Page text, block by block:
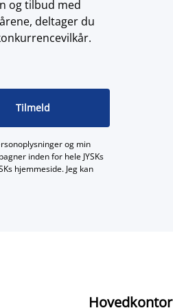
og tilbud med
deltager du
Tilmeld
og min
inden for hele JYSKs
hjemmeside. Jeg kan
Hovedkontor